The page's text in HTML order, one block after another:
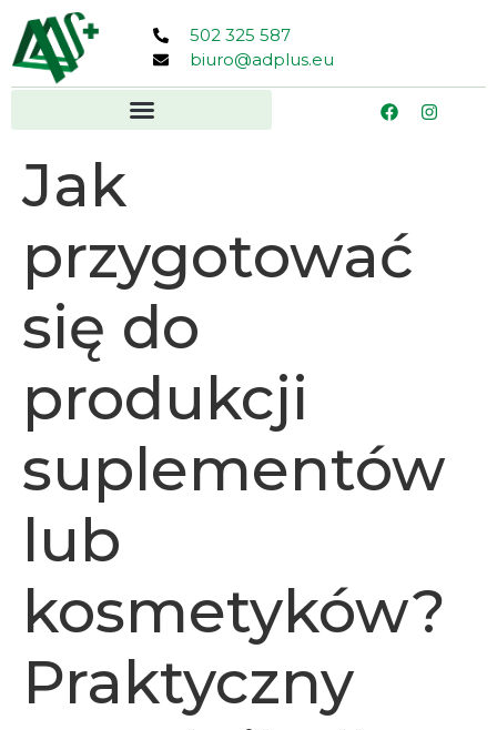
502 325 587
biuro@adplus.eu
Jak
przygotować
się do
produkcji
suplementów
lub
kosmetyków?
Praktyczny